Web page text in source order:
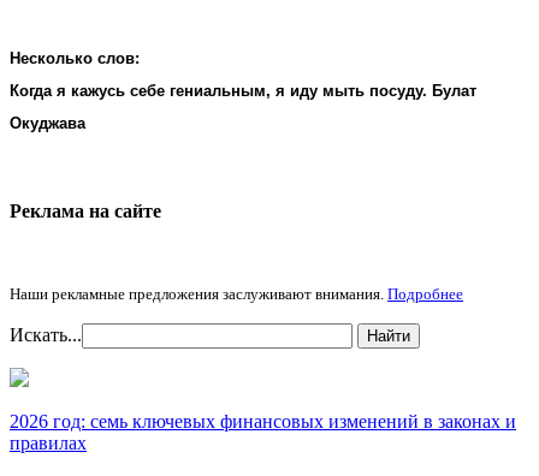
Несколько слов:
Когда я кажусь себе гениальным, я иду мыть посуду. Булат
Окуджава
Реклама на cайте
Наши рекламные предложения заслуживают внимания. Подробнее
Искать... Найти
2026 год: семь ключевых финансовых изменений в законах и
правилах